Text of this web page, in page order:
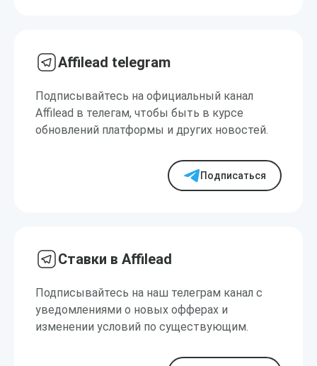
Affilead telegram
Подписывайтесь на официальный канал
Affilead в телегам, чтобы быть в курсе
обновлений платформы и других новостей.
Подписаться
Ставки в Affilead
Подписывайтесь на наш телеграм канал с
уведомлениями о новых офферах и
изменении условий по существующим.